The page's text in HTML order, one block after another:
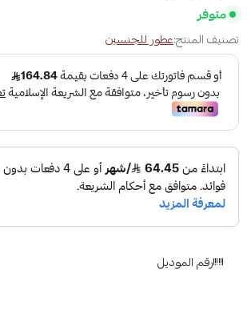
متوفر
تصنيف المنتج:عطور للجنسين
رقم الموديل